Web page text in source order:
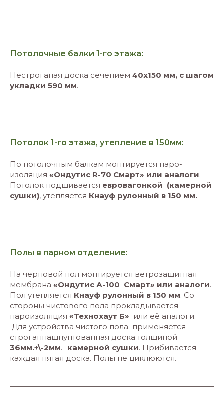
Потолочные балки 1-го этажа:
Нестроганая доска сечением 40х150 мм, с шагом
укладки 590 мм.
Потолок 1-го этажа, утепление в 150мм:
По потолочным балкам монтируется паро-
изоляция «Ондутис R-70 Смарт» или аналоги.
Потолок подшивается евровагонкой (камерной
сушки), утепляется Кнауф рулонный в 150 мм.
Полы в парном отделение:
На черновой пол монтируется ветрозащитная
мембрана «Ондутис А-100 Смарт» или аналоги.
Пол утепляется Кнауф рулонный в 150 мм. Со
стороны чистового пола прокладывается
пароизоляция «Технохаут Б» или её аналоги.
Для устройства чистого пола применяется –
строганнашпунтованная доска толщиной
36мм.+\-2мм.- камерной сушки. Прибивается
каждая пятая доска. Полы не циклюются.